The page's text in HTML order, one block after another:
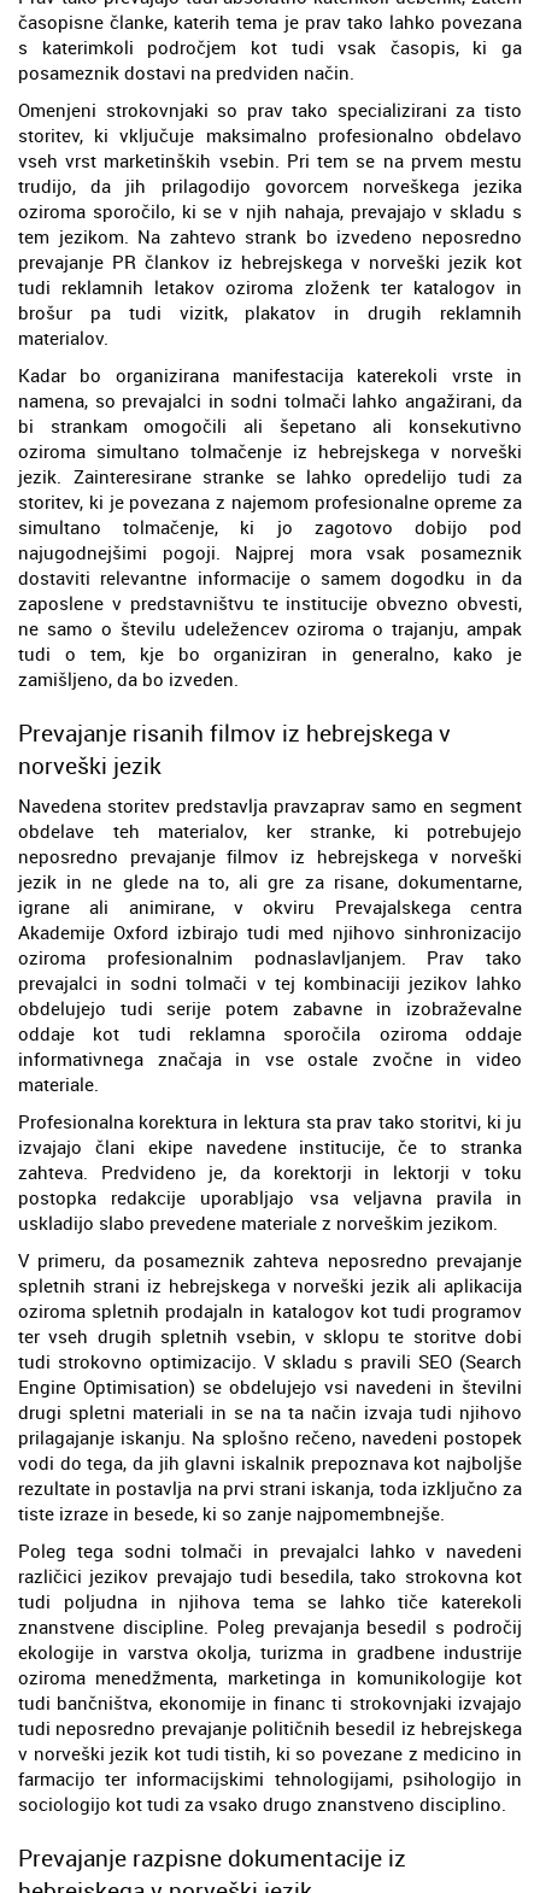
časopisne članke, katerih tema je prav tako lahko povezana
s katerimkoli področjem kot tudi vsak časopis, ki ga
posameznik dostavi na predviden način.
Omenjeni strokovnjaki so prav tako specializirani za tisto
storitev, ki vključuje maksimalno profesionalno obdelavo
vseh vrst marketinških vsebin. Pri tem se na prvem mestu
trudijo, da jih prilagodijo govorcem norveškega jezika
oziroma sporočilo, ki se v njih nahaja, prevajajo v skladu s
tem jezikom. Na zahtevo strank bo izvedeno neposredno
prevajanje PR člankov iz hebrejskega v norveški jezik kot
tudi reklamnih letakov oziroma zloženk ter katalogov in
brošur pa tudi vizitk, plakatov in drugih reklamnih
materialov.
Kadar bo organizirana manifestacija katerekoli vrste in
namena, so prevajalci in sodni tolmači lahko angažirani, da
bi strankam omogočili ali šepetano ali konsekutivno
oziroma simultano tolmačenje iz hebrejskega v norveški
jezik. Zainteresirane stranke se lahko opredelijo tudi za
storitev, ki je povezana z najemom profesionalne opreme za
simultano tolmačenje, ki jo zagotovo dobijo pod
najugodnejšimi pogoji. Najprej mora vsak posameznik
dostaviti relevantne informacije o samem dogodku in da
zaposlene v predstavništvu te institucije obvezno obvesti,
ne samo o številu udeležencev oziroma o trajanju, ampak
tudi o tem, kje bo organiziran in generalno, kako je
zamišljeno, da bo izveden.
Prevajanje risanih filmov iz hebrejskega v
norveški jezik
Navedena storitev predstavlja pravzaprav samo en segment
obdelave teh materialov, ker stranke, ki potrebujejo
neposredno prevajanje filmov iz hebrejskega v norveški
jezik in ne glede na to, ali gre za risane, dokumentarne,
igrane ali animirane, v okviru Prevajalskega centra
Akademije Oxford izbirajo tudi med njihovo sinhronizacijo
oziroma profesionalnim podnaslavljanjem. Prav tako
prevajalci in sodni tolmači v tej kombinaciji jezikov lahko
obdelujejo tudi serije potem zabavne in izobraževalne
oddaje kot tudi reklamna sporočila oziroma oddaje
informativnega značaja in vse ostale zvočne in video
materiale.
Profesionalna korektura in lektura sta prav tako storitvi, ki ju
izvajajo člani ekipe navedene institucije, če to stranka
zahteva. Predvideno je, da korektorji in lektorji v toku
postopka redakcije uporabljajo vsa veljavna pravila in
uskladijo slabo prevedene materiale z norveškim jezikom.
V primeru, da posameznik zahteva neposredno prevajanje
spletnih strani iz hebrejskega v norveški jezik ali aplikacija
oziroma spletnih prodajaln in katalogov kot tudi programov
ter vseh drugih spletnih vsebin, v sklopu te storitve dobi
tudi strokovno optimizacijo. V skladu s pravili SEO (Search
Engine Optimisation) se obdelujejo vsi navedeni in številni
drugi spletni materiali in se na ta način izvaja tudi njihovo
prilagajanje iskanju. Na splošno rečeno, navedeni postopek
vodi do tega, da jih glavni iskalnik prepoznava kot najboljše
rezultate in postavlja na prvi strani iskanja, toda izključno za
tiste izraze in besede, ki so zanje najpomembnejše.
Poleg tega sodni tolmači in prevajalci lahko v navedeni
različici jezikov prevajajo tudi besedila, tako strokovna kot
tudi poljudna in njihova tema se lahko tiče katerekoli
znanstvene discipline. Poleg prevajanja besedil s področij
ekologije in varstva okolja, turizma in gradbene industrije
oziroma menedžmenta, marketinga in komunikologije kot
tudi bančništva, ekonomije in financ ti strokovnjaki izvajajo
tudi neposredno prevajanje političnih besedil iz hebrejskega
v norveški jezik kot tudi tistih, ki so povezane z medicino in
farmacijo ter informacijskimi tehnologijami, psihologijo in
sociologijo kot tudi za vsako drugo znanstveno disciplino.
Prevajanje razpisne dokumentacije iz